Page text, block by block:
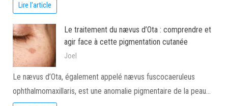
Lire l'article
Le traitement du nævus d’Ota : comprendre et
agir face à cette pigmentation cutanée
Joel
Le nævus d’Ota, également appelé nævus fuscocaeruleus
ophthalmomaxillaris, est une anomalie pigmentaire de la peau…